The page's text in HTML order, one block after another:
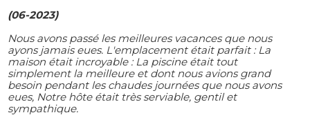
(06-2023)
Nous avons passé les meilleures vacances que nous
ayons jamais eues. L'emplacement était parfait : La
maison était incroyable : La piscine était tout
simplement la meilleure et dont nous avions grand
besoin pendant les chaudes journées que nous avons
eues, Notre hôte était très serviable, gentil et
sympathique.